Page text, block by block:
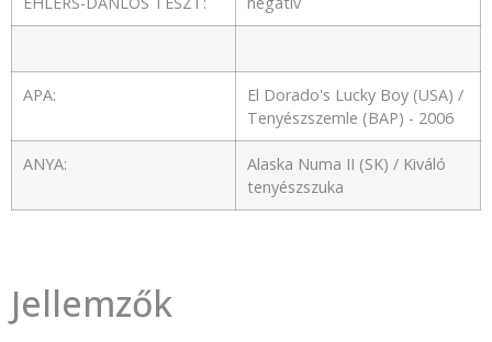
APA:
El Dorado's Lucky Boy (USA) /
Tenyészszemle (BAP) - 2006
ANYA:
Alaska Numa II (SK) / Kiváló
tenyészszuka
Jellemzők